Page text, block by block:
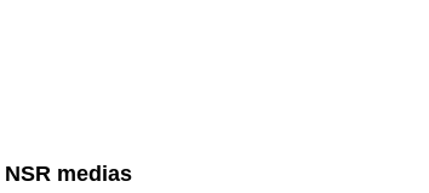
NSR medias